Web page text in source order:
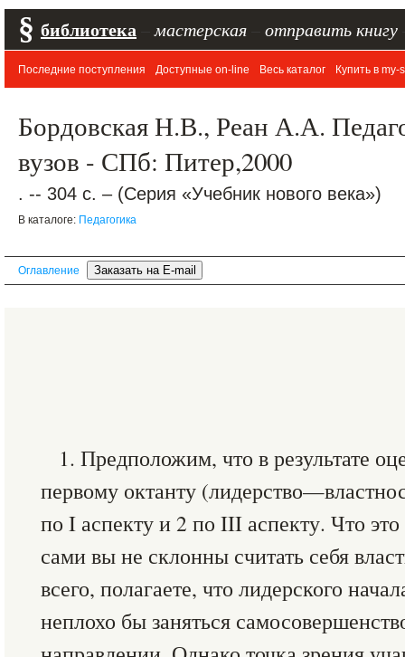
§ библиотека мастерская отправить книгу
Последние поступления Доступные on-line Весь каталог Купить в my-
Бордовская Н.В., Реан А.А.
вузов - СПб: Питер,2000
. -- 304 с. – (Серия «Учебник нового века»)
В каталоге: Педагогика
Оглавление
1. Предположим, что в результате
первому октанту
по I аспекту и 2 по III аспекту. Что
сами вы не склонны считать себя
всего, полагаете, что лидерского
неплохо бы заняться